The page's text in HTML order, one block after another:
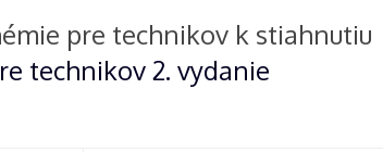
pre technikov k stiahnutiu
technikov 2. vydanie